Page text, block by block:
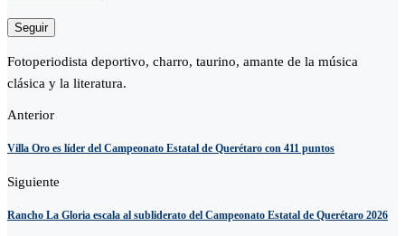
Seguir
Fotoperiodista deportivo, charro, taurino, amante de la música
clásica y la literatura.
Anterior
Villa Oro es líder del Campeonato Estatal de Querétaro con 411 puntos
Siguiente
Rancho La Gloria escala al subliderato del Campeonato Estatal de Querétaro 2026